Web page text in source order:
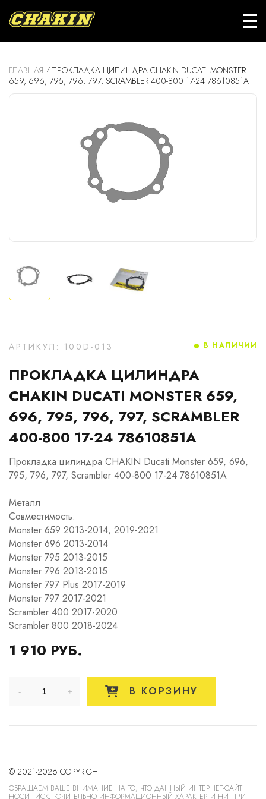
ГЛАВНАЯ
ПРОКЛАДКА ЦИЛИНДРА CHAKIN DUCATI MONSTER
659, 696, 795, 796, 797, SCRAMBLER 400-800 17-24 78610851A
АРТИКУЛ: 100D-013
ПРОКЛАДКА ЦИЛИНДРА
CHAKIN DUCATI MONSTER 659,
696, 795, 796, 797, SCRAMBLER
400-800 17-24 78610851A
Прокладка цилиндра CHAKIN Ducati Monster 659, 696,
795, 796, 797, Scrambler 400-800 17-24 78610851A
Металл
Совместимость:
Monster 659 2013-2014, 2019-2021
Monster 696 2013-2014
Monster 795 2013-2015
Monster 796 2013-2015
Monster 797 Plus 2017-2019
Monster 797 2017-2021
Scrambler 400 2017-2020
Scrambler 800 2018-2024
1 910 РУБ.
В НАЛИЧИИ
В КОРЗИНУ
© 2021-2026 COPYRIGHT
ОБРАЩАЕМ ВАШЕ ВНИМАНИЕ НА ТО, ЧТО ДАННЫЙ ИНТЕРНЕТ-САЙТ
НОСИТ ИСКЛЮЧИТЕЛЬНО ИНФОРМАЦИОННЫЙ ХАРАКТЕР И НИ ПРИ